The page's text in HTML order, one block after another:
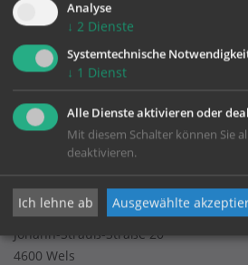
Johann-Strauß-Straße 20
4600 Wels
Analyse
↓ 2 Dienste
Systemtechnische
↓ 1 Dienst
Alle Dienste aktivieren oder
Mit diesem Schalter können Sie
deaktivieren.
Ich lehne ab Ausgewählte